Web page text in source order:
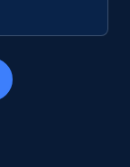
by